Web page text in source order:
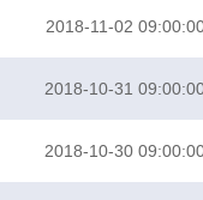
2018-11-02
2018-10-31
2018-10-30